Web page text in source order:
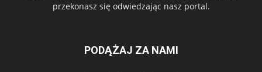
przekonasz się odwiedzając nasz portal.
PODĄŻAJ ZA NAMI